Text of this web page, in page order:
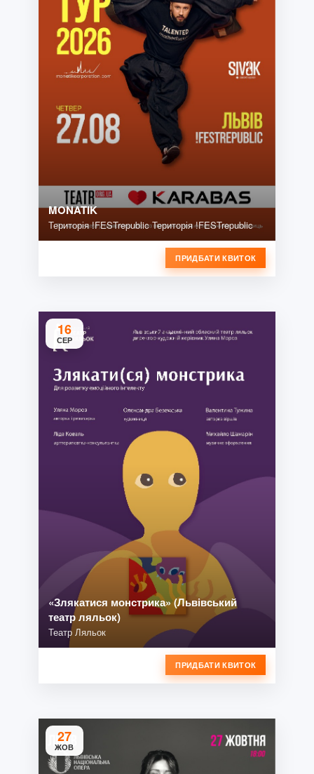
MONATIK
Територія !FESTrepublic Територія !FESTrepublic
ПРИДБАТИ КВИТОК
16
СЕР
«Злякатися монстрика» (Львівський
театр ляльок)
Театр Ляльок
ПРИДБАТИ КВИТОК
27
ЖОВ